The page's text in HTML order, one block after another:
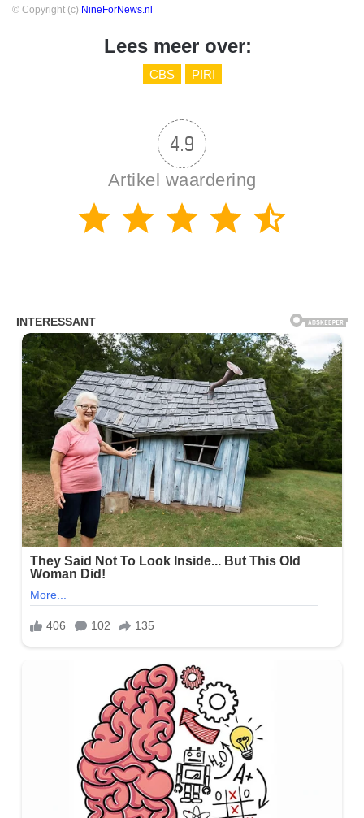
© Copyright (c) NineForNews.nl
Lees meer over:
CBS PIRI
4.9
Artikel waardering